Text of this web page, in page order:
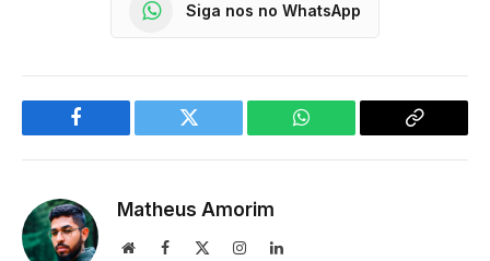
Siga nos no WhatsApp
Facebook Twitter WhatsApp
Copy
Matheus Amorim
WebsiteFacebook InstagramLinkedIn